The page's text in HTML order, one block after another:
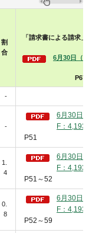
割
合
「請求書による請求
6月30日（
P67
-
-
6月30日
F：
P51
1.
4
6月30日
F：
P51～52
0.
8
6月30日
F：
P52～59